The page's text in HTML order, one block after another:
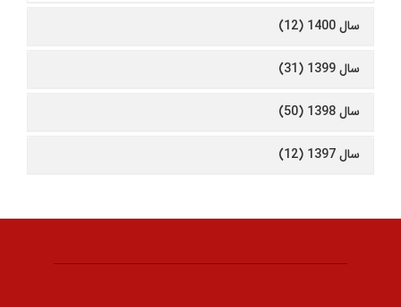
سال 1400 (12)
سال 1399 (31)
سال 1398 (50)
سال 1397 (12)